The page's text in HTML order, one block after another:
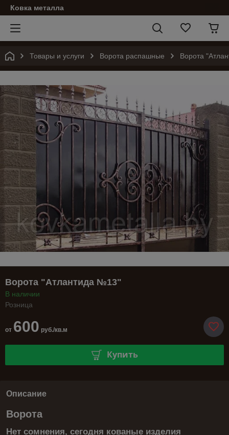
Ковка металла
Товары и услуги Ворота распашные Ворота
Ворота "Атлантида №13"
В наличии
Розница
от 600 руб./кв.м
Купить
Описание
Ворота
Нет сомнения, сегодня кованые изделия